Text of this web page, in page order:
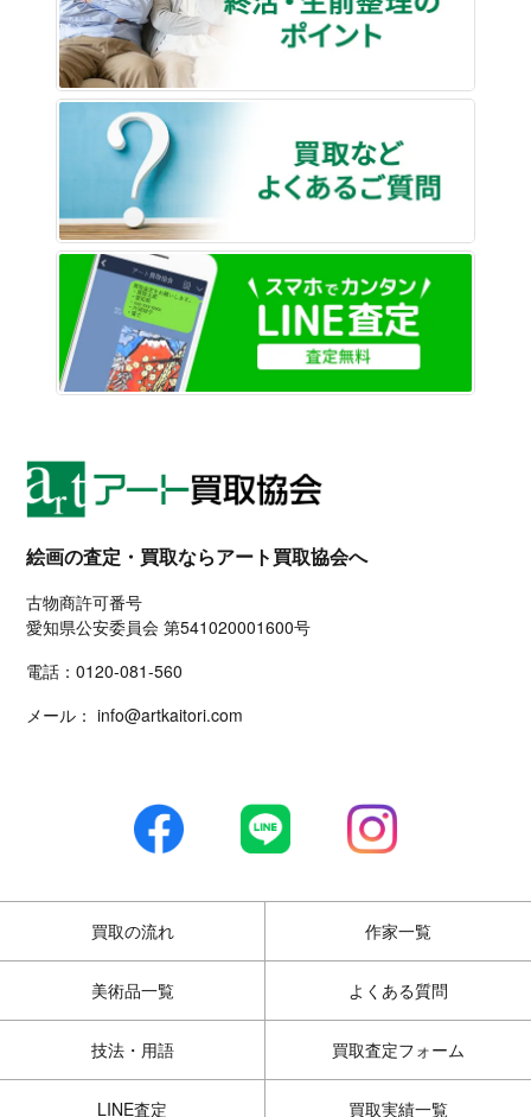
絵画の査定・買取ならアート買取協会へ
古物商許可番号
愛知県公安委員会 第541020001600号
電話：0120-081-560
メール： info@artkaitori.com
買取の流れ 作家一覧
美術品一覧 よくある質問
技法・用語 買取査定フォーム
LINE査定 買取実績一覧